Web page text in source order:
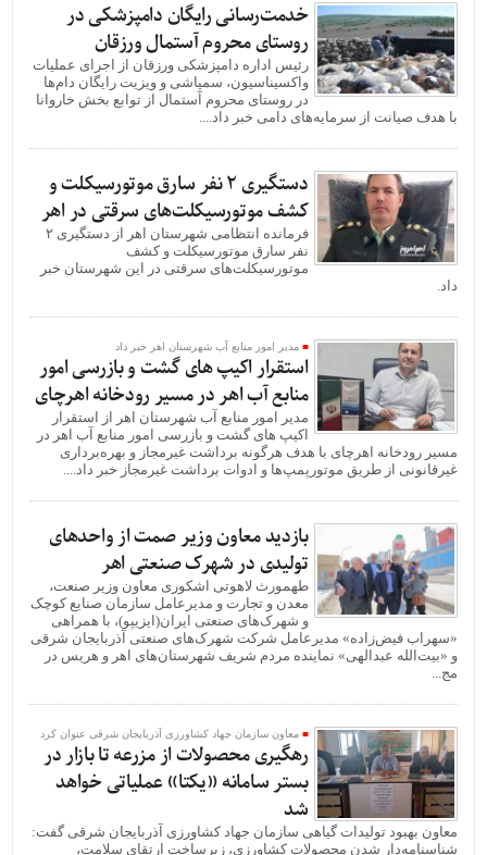
خدمت‌رسانی رایگان دامپزشکی در
روستای محروم آستمال ورزقان
رئیس اداره دامپزشکی ورزقان از اجرای عملیات
واکسیناسیون، سمپاشی و ویزیت رایگان دام‌ها
در روستای محروم آستمال از توابع بخش خاروانا
با هدف صیانت از سرمایه‌های دامی خبر داد....
دستگيری ۲ نفر سارق موتورسیکلت و
کشف موتورسیکلت‌های سرقتی در اهر
فرمانده انتظامی شهرستان اهر از دستگيری ۲
نفر سارق موتورسیکلت و کشف
موتورسیکلت‌های سرقتی در این شهرستان خبر
داد.
مدیر امور منابع آب شهرستان اهر خبر داد
استقرار اکیپ های گشت و بازرسی امور
منابع آب اهر در مسیر رودخانه اهرچای
مدیر امور منابع آب شهرستان اهر از استقرار
اکیپ های گشت و بازرسی امور منابع آب اهر در
مسیر رودخانه اهرچای با هدف هرگونه برداشت غیرمجاز و بهره‌برداری
غیرقانونی از طریق موتورپمپ‌ها و ادوات برداشت غیرمجاز خبر داد....
بازدید معاون وزیر صمت از واحدهای
تولیدی در شهرک صنعتی اهر
طهمورث لاهوتی اشکوری معاون وزیر صنعت،
معدن و تجارت و مدیرعامل سازمان صنایع کوچک
و شهرک‌های صنعتی ایران(ایزیپو)، با همراهی
«سهراب فیض‌زاده» مدیرعامل شرکت شهرک‌های صنعتی آذربایجان شرقی
و «بیت‌الله عبدالهی» نماینده مردم شریف شهرستان‌های اهر و هریس در
مج...
معاون سازمان جهاد کشاورزی آذربایجان شرقی عنوان کرد
رهگیری محصولات از مزرعه تا بازار در
بستر سامانه «یکتا» عملیاتی خواهد
شد
معاون بهبود تولیدات گیاهی سازمان جهاد کشاورزی آذربایجان شرقی گفت:
شناسنامه‌دار شدن محصولات کشاورزی، زیرساخت ارتقای سلامت،